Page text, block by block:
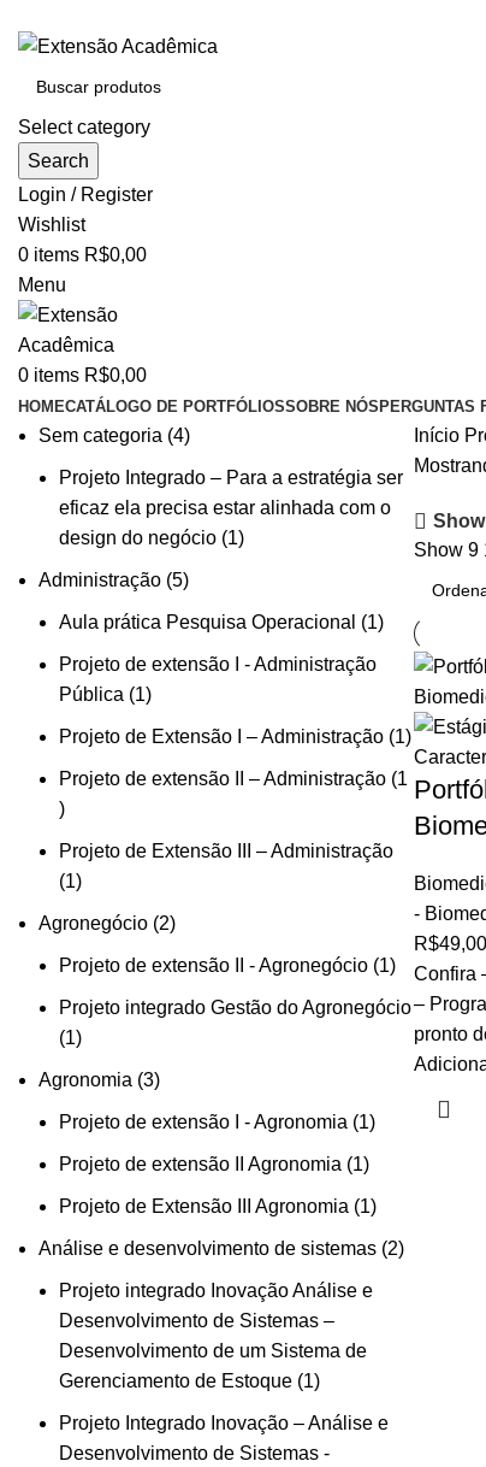
Select category
Search
Login / Register
Wishlist
0 items R$0,00
Menu
0 items R$0,00
HOMECATÁLOGO DE PORTFÓLIOSSOBRE NÓS PERGUNTAS
Sem categoria 4
Projeto Integrado – Para a estratégia ser
eficaz ela precisa estar alinhada com o
design do negócio 1
Administração 5
Aula prática Pesquisa Operacional 1
Projeto de extensão I - Administração
Pública
1
Projeto de Extensão I – Administração 1
Projeto de extensão II – Administração 1
Projeto de Extensão III – Administração
1
Agronegócio 2
Projeto de extensão II - Agronegócio 1
Projeto integrado Gestão do Agronegócio
1
Agronomia 3
Projeto de extensão I - Agronomia 1
Projeto de extensão II Agronomia 1
Projeto de Extensão III Agronomia 1
Análise e desenvolvimento de sistemas 2
Projeto integrado Inovação Análise e
Desenvolvimento de Sistemas –
Desenvolvimento de um Sistema de
Gerenciamento de Estoque 1
Projeto Integrado Inovação – Análise e
Desenvolvimento de Sistemas -
Início
Show 9
-
R$49,00
Confira
–
pronto